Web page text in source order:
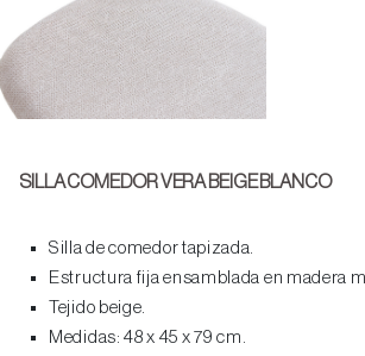
SILLA COMEDOR VERA BEIGE BLANCO
Silla de comedor tapizada.
Estructura fija ensamblada en madera
Tejido beige.
Medidas: 48 x 45 x 79 cm.